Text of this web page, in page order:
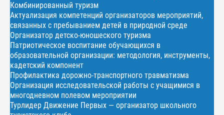
Комбинированный туризм
Актуализация компетенций организаторов мероприятий,
связанных с пребыванием детей в природной среде
Организатор детско-юношеского туризма
Патриотическое воспитание обучающихся в
образовательной организации: методология, инструменты,
кадетский компонент
Профилактика дорожно-транспортного травматизма
Организация исследовательской работы с учащимися в
многодневном полевом мероприятии
Турлидер Движение Первых — организатор школьного